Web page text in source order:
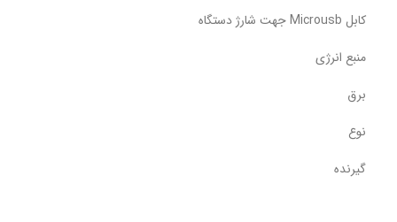
کابل Microusb جهت شارژ دستگاه
منبع انرژی
برق
نوع
گیرنده